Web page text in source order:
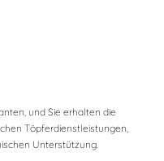
und Sie erhalten die
Töpferdienstleistungen,
Unterstützung.